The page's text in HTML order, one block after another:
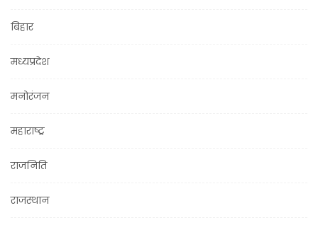
बिहार
मध्यप्रदेश
मनोरंजन
महाराष्ट्र
राजनिति
राजस्थान